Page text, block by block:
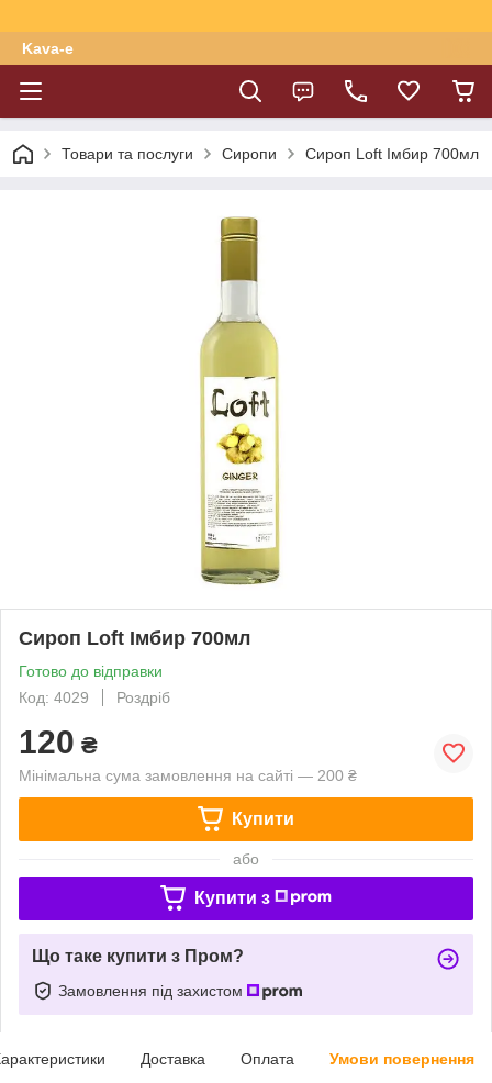
Kava-e
Товари та послуги Сиропи Сироп Loft Імбир 700мл
Сироп Loft Імбир 700мл
Готово до відправки
Код: 4029
Роздріб
120 ₴
Мінімальна сума замовлення на сайті — 200 ₴
Купити
або
Купити з
Що таке купити з Пром?
Замовлення під захистом
Доставка Оплата Умови повернення